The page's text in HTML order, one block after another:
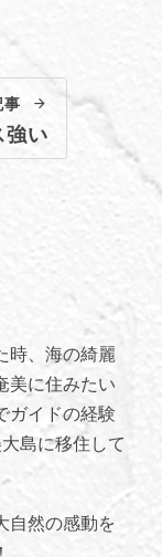
事
強い
時、海の綺麗
美に住みたい
ガイドの経験
島に移住して
自然の感動を